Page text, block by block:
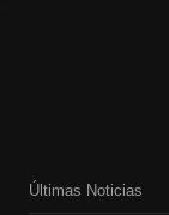
Últimas Noticias